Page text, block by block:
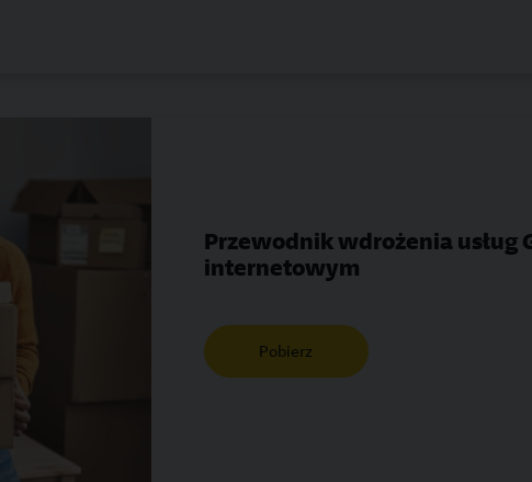
Przewodnik wdrożenia usług
internetowym
Pobierz